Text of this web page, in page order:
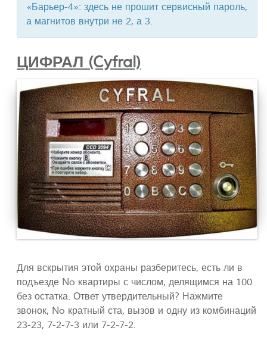
«Барьер-4»: здесь не прошит сервисный пароль,
а магнитов внутри не 2, а 3.
ЦИФРАЛ (Cyfral)
Для вскрытия этой охраны разберитесь, есть ли в
подъезде No квартиры с числом, делящимся на 100
без остатка. Ответ утвердительный? Нажмите
звонок, No кратный ста, вызов и одну из комбинаций
23-23, 7-2-7-3 или 7-2-7-2.